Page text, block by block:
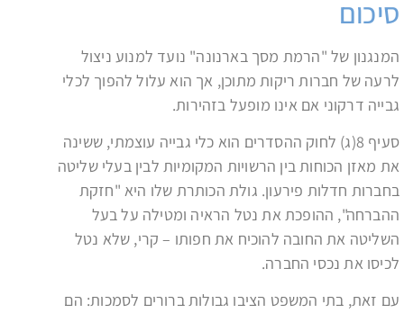
סיכום
המנגנון של "הרמת מסך בארנונה" נועד למנוע ניצול
לרעה של חברות ריקות מתוכן, אך הוא עלול להפוך לכלי
גבייה דרקוני אם אינו מופעל בזהירות.
סעיף 8(ג) לחוק ההסדרים הוא כלי גבייה עוצמתי, ששינה
את מאזן הכוחות בין הרשויות המקומיות לבין בעלי שליטה
בחברות חדלות פירעון. גולת הכותרת שלו היא "חזקת
ההברחה", ההופכת את נטל הראיה ומטילה על בעל
השליטה את החובה להוכיח את חפותו – קרי, שלא נטל
לכיסו את נכסי החברה.
עם זאת, בתי המשפט הציבו גבולות ברורים לסמכות: הם